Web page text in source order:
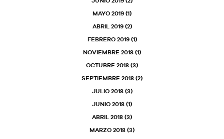
MAYO 2019 (1)
ABRIL 2019(2)
FEBRERO 2019(1)
NOVIEMBRE 2018 (1)
OCTUBRE 2018 (3)
SEPTIEMBRE 2018 (2)
JULIO 2018(3)
JUNIO 2018 (1)
ABRIL 2018 (3)
MARZO 2018 (3)